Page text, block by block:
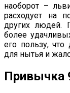
наоборот –
расходует на
других людей.
более
его пользу,
для нытья и
Привычка